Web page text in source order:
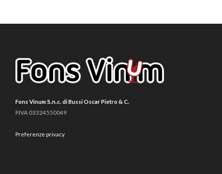
Fons Vinum S.n.c. di Bussi Oscar Pietro & C.
P.IVA 03324550049
Preferenze privacy